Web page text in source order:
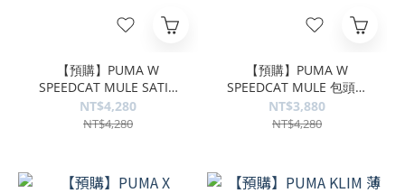
【預購】PUMA W
SPEEDCAT MULE SATIN
WNS 包頭拖鞋 藍色
40991101
NT$4,280
NT$4,280
【預購】PUMA W
SPEEDCAT MULE 包頭拖
鞋 酒紅 40961803
NT$3,880
NT$4,280